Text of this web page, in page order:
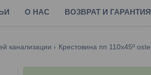
О НАС ВОЗВРАТ И ГАРАНТИЯ
канализации